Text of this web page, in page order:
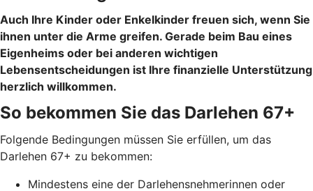
Auch Ihre Kinder oder Enkelkinder freuen sich, wenn Sie
ihnen unter die Arme greifen. Gerade beim Bau eines
Eigenheims oder bei anderen wichtigen
Lebensentscheidungen ist Ihre finanzielle Unterstützung
herzlich willkommen.
So bekommen Sie das Darlehen 67+
Folgende Bedingungen müssen Sie erfüllen, um das
Darlehen 67+ zu bekommen:
Mindestens eine der Darlehensnehmerinnen oder